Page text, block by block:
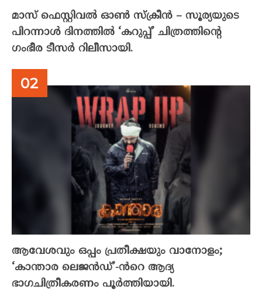
മാസ് ഫെസ്റ്റിവൽ ഓൺ സ്‌ക്രീൻ – സൂര്യയുടെ
പിറന്നാൾ ദിനത്തിൽ ‘കറുപ്പ്’ ചിത്രത്തിന്റെ
ഗംഭീര ടീസർ റിലീസായി.
ആവേശവും ഒപ്പം പ്രതീക്ഷയും വാനോളം;
‘കാന്താര ലെജൻഡ്’-ൻറെ ആദ്യ
ഭാഗചിത്രീകരണം പൂർത്തിയായി.